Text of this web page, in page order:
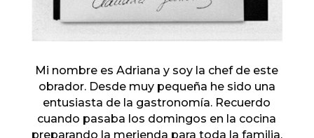
Mi nombre es Adriana y soy la chef de este
obrador. Desde muy pequeña he sido una
entusiasta de la gastronomía. Recuerdo
cuando pasaba los domingos en la cocina
preparando la merienda para toda la familia.